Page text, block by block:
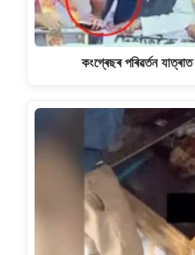
কংগ্ৰেছৰ পৰিৱৰ্তন